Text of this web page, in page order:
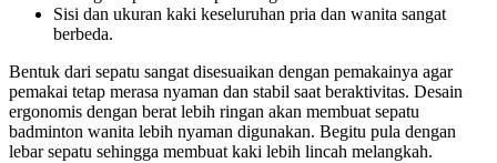
Sisi dan ukuran kaki keseluruhan pria dan wanita sangat
berbeda.
Bentuk dari sepatu sangat disesuaikan dengan pemakainya agar
pemakai tetap merasa nyaman dan stabil saat beraktivitas. Desain
ergonomis dengan berat lebih ringan akan membuat sepatu
badminton wanita lebih nyaman digunakan. Begitu pula dengan
lebar sepatu sehingga membuat kaki lebih lincah melangkah.